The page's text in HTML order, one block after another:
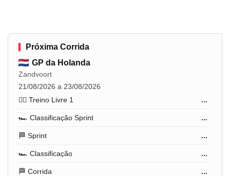
Próxima Corrida
GP da Holanda
Zandvoort
21/08/2026 a 23/08/2026
🏋️‍♂️ Treino Livre 1
...
🏎️ Classificação Sprint ...
🏁 Sprint ...
🏎️ Classificação ...
🏁 Corrida ...